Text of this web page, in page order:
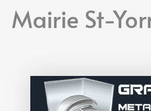
Mairie St-